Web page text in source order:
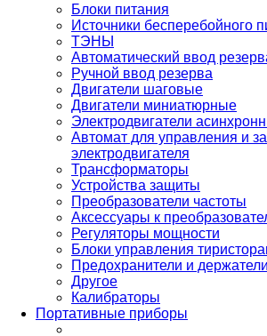
Блоки питания
Источники бесперебойного
ТЭНЫ
Автоматический ввод
Ручной ввод резерва
Двигатели шаговые
Двигатели миниатюрные
Электродвигатели
Автомат для управления и
электродвигателя
Трансформаторы
Устройства защиты
Преобразователи частоты
Аксессуары к
Регуляторы мощности
Блоки управления
Предохранители и
Другое
Калибраторы
Портативные приборы